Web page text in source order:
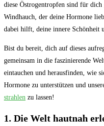
diese Östrogentropfen‍ sind‌ für⁢
Windhauch, der deine Hormone
dabei ⁤hilft, deine innere Schönheit
Bist du bereit, dich auf dieses⁢
gemeinsam ⁣in die⁣ faszinierende
‌eintauchen und⁢ herausfinden, wie
Hormone ‍zu unterstützen‍ und
strahlen zu ⁤lassen!
1. Die ‍Welt hautnah